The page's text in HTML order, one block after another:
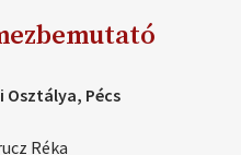
Osztálya, Pécs
Réka